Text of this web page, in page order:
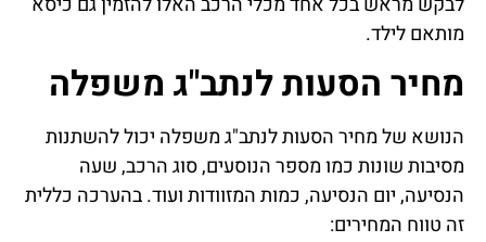
מותאם לילד.
מחיר הסעות לנתב"ג משפלה
הנושא של מחיר הסעות לנתב"ג משפלה יכול להשתנות
מסיבות שונות כמו מספר הנוסעים, סוג הרכב, שעה
הנסיעה, יום הנסיעה, כמות המזוודות ועוד. בהערכה כללית
זה טווח המחירים: